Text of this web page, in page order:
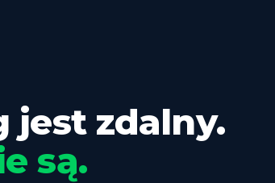
jest zdalny.
są.